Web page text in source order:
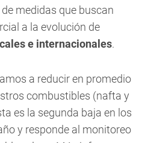
medidas que buscan
a la evolución de
e internacionales.
a reducir en promedio
combustibles (nafta y
es la segunda baja en los
y responde al monitoreo